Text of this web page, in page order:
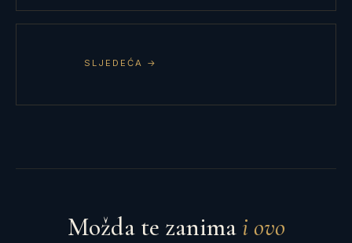
SLJEDEĆA →
Možda te zanima i ovo